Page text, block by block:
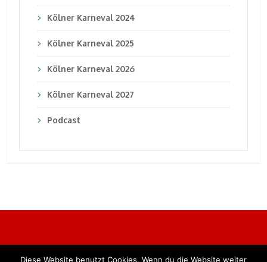
Kölner Karneval 2024
Kölner Karneval 2025
Kölner Karneval 2026
Kölner Karneval 2027
Podcast
Diese Website benutzt Cookies. Wenn du die Website weiter